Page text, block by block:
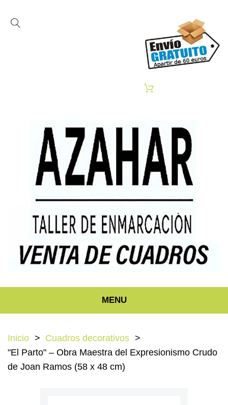
MENU
Inicio
Cuadros decorativos
"El Parto" – Obra Maestra del Expresionismo Crudo
de Joan Ramos (58 x 48 cm)